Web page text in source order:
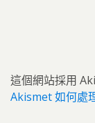
這個網站採用
Akismet 如何處